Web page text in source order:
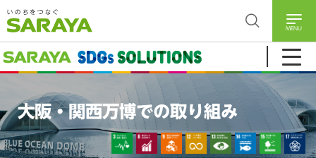
MENU
大阪・関西万博での取り組み